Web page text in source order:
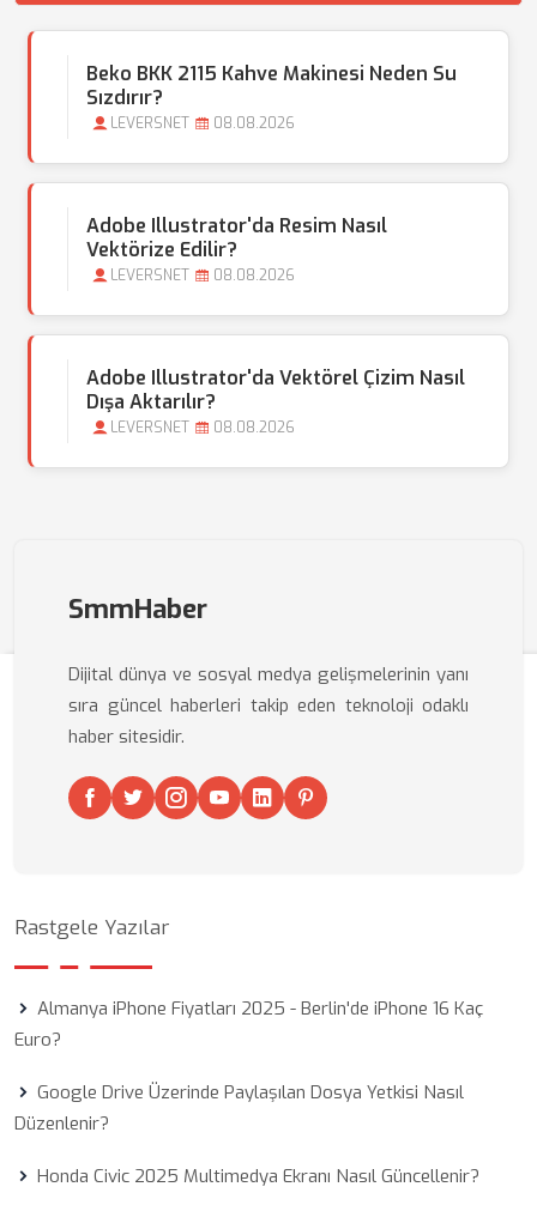
Beko BKK 2115 Kahve Makinesi Neden Su
Sızdırır?
LEVERSNET 08.08.2026
Adobe Illustrator'da Resim Nasıl
Vektörize Edilir?
LEVERSNET 08.08.2026
Adobe Illustrator'da Vektörel Çizim Nasıl
Dışa Aktarılır?
LEVERSNET 08.08.2026
SmmHaber
Dijital dünya ve sosyal medya gelişmelerinin yanı
sıra güncel haberleri takip eden teknoloji odaklı
haber sitesidir.
Rastgele Yazılar
Almanya iPhone Fiyatları 2025 - Berlin'de iPhone 16 Kaç
Euro?
Google Drive Üzerinde Paylaşılan Dosya Yetkisi Nasıl
Düzenlenir?
Honda Civic 2025 Multimedya Ekranı Nasıl Güncellenir?